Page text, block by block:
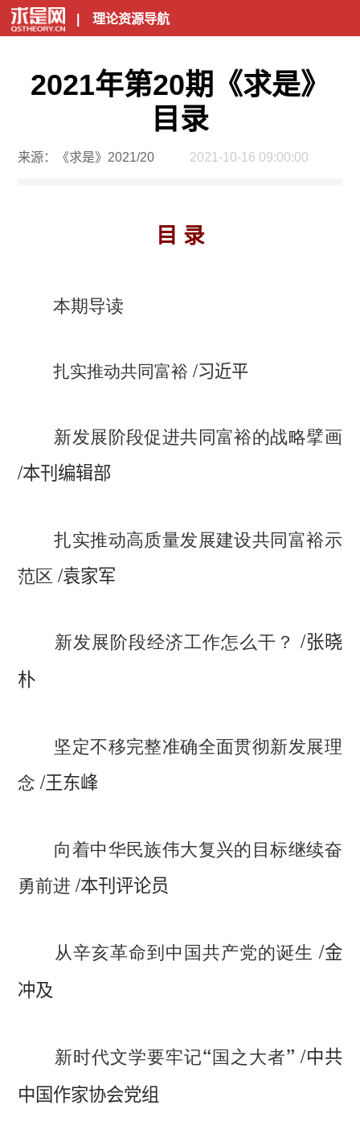
| 理论资源导航
2021年第20期《求是》
目录
来源：《求是》2021/20 2021-10-16 09:00:00
目 录
本期导读
扎实推动共同富裕 /习近平
新发展阶段促进共同富裕的战略擘画
/本刊编辑部
扎实推动高质量发展建设共同富裕示
范区 /袁家军
新发展阶段经济工作怎么干？ /张晓
朴
坚定不移完整准确全面贯彻新发展理
念 /王东峰
向着中华民族伟大复兴的目标继续奋
勇前进 /本刊评论员
从辛亥革命到中国共产党的诞生 /金
冲及
新时代文学要牢记“国之大者” /中共
中国作家协会党组